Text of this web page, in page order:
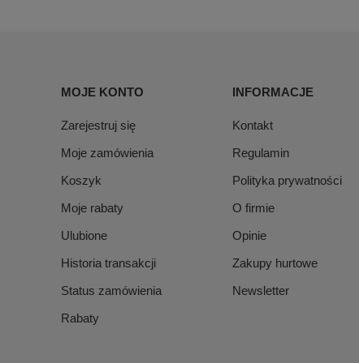
MOJE KONTO
Zarejestruj się
Moje zamówienia
Koszyk
Moje rabaty
Ulubione
Historia transakcji
Status zamówienia
Rabaty
INFORMACJE
Kontakt
Regulamin
Polityka prywatności
O firmie
Opinie
Zakupy hurtowe
Newsletter